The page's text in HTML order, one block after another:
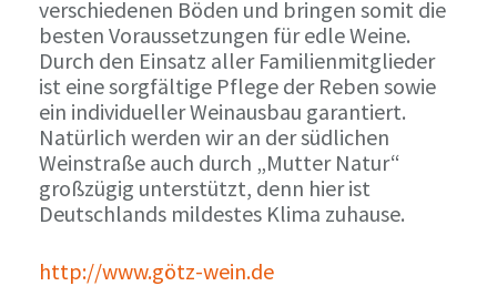
verschiedenen Böden und bringen somit die
besten Voraussetzungen für edle Weine.
Durch den Einsatz aller Familienmitglieder
ist eine sorgfältige Pflege der Reben sowie
ein individueller Weinausbau garantiert.
Natürlich werden wir an der südlichen
Weinstraße auch durch „Mutter Natur“
großzügig unterstützt, denn hier ist
Deutschlands mildestes Klima zuhause.
http://www.götz-wein.de